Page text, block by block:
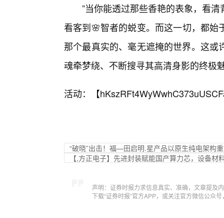
”当你能透过那些香艳的表象，看
看客到🌸智者的蜕变。而这一切，都
那个最真实的、毫无遮掩的世界。这
魂牵梦绕、不断搜寻其高清身影的终极
活动：【
“破晓”出击！福—田启明.星产品以原生纯电架构
【,方正电子】先进封装赋能国产算力芯，设备材
声明：证券时报力求信息真实、准确，文章提及
下载“证券时报”官方APP，或关注官方微信公众